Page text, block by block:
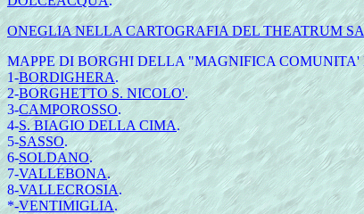
ONEGLIA NELLA CARTOGRAFIA DEL THEATRUM
MAPPE DI BORGHI DELLA "MAGNIFICA
1-BORDIGHERA.
2-BORGHETTO S. NICOLO'.
3-CAMPOROSSO.
4-S. BIAGIO DELLA CIMA.
5-SASSO.
6-SOLDANO.
7-VALLEBONA.
8-VALLECROSIA.
*-VENTIMIGLIA.